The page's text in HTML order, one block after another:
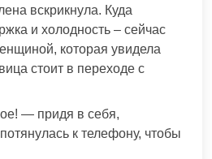
вскрикнула. Куда
и холодность – сейчас
которая увидела
стоит в переходе с
— придя в себя,
к телефону, чтобы